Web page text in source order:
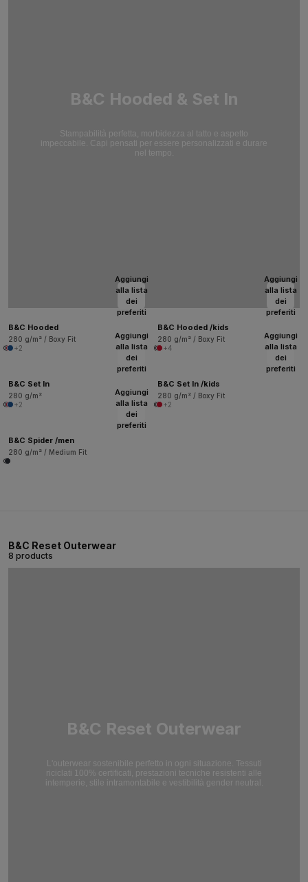
B&C Hooded & Set In
Stampabilità perfetta, morbidezza al tatto e aspetto
impeccabile. Capi pensati per essere personalizzati e durare
nel tempo.
Aggiungi
alla lista
dei
preferiti
B&C Hooded
280 g/m² / Boxy Fit
+2
Aggiungi
alla lista
dei
preferiti
B&C Hooded /kids
280 g/m² / Boxy Fit
+4
Aggiungi
alla lista
dei
preferiti
B&C Set In
280 g/m²
+2
Aggiungi
alla lista
dei
preferiti
B&C Set In /kids
280 g/m² / Boxy Fit
+2
Aggiungi
alla lista
dei
preferiti
B&C Spider /men
280 g/m² / Medium Fit
B&C Reset Outerwear
8 products
B&C Reset Outerwear
L'outerwear sostenibile perfetto in ogni situazione. Tessuti
riciclati 100% certificati, prestazioni tecniche resistenti alle
intemperie, stile intramontabile e vestibilità gender neutral.